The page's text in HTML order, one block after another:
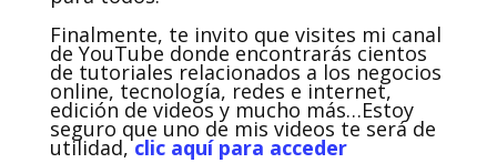
Finalmente, te invito que visites mi canal
de YouTube donde encontrarás cientos
de tutoriales relacionados a los negocios
online, tecnología, redes e internet,
edición de videos y mucho más…Estoy
seguro que uno de mis videos te será de
utilidad,clic aquí para acceder